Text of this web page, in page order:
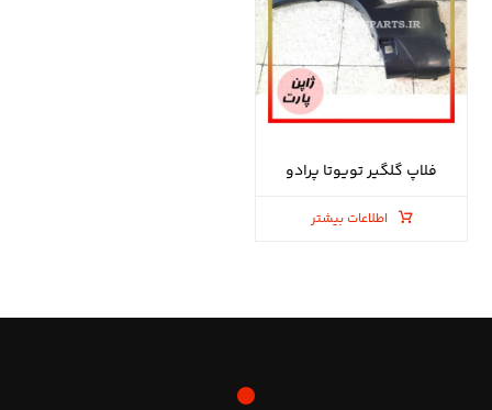
فلاپ گلگیر تویوتا پرادو
اطلاعات بیشتر